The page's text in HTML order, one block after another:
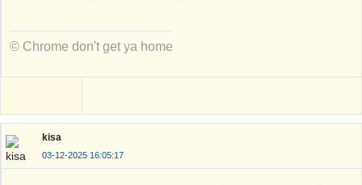
© Chrome don't get ya home
kisa
03-12-2025 16:05:17